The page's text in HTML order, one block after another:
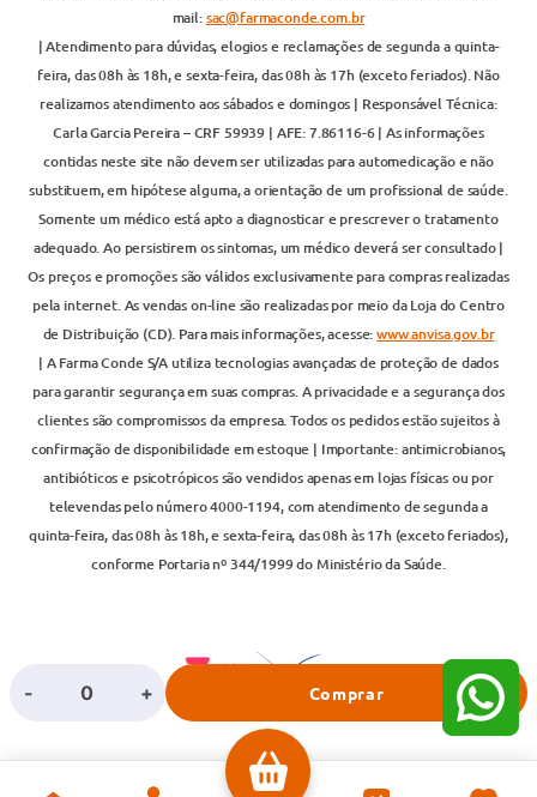
- + Comprar
mail:sac@farmaconde.com.br
| Atendimento para dúvidas, elogios e reclamações de segunda a quinta-
feira, das 08h às 18h, e sexta-feira, das 08h às 17h (exceto feriados). Não
realizamos atendimento aos sábados e domingos | Responsável Técnica:
Carla Garcia Pereira – CRF 59939 | AFE: 7.86116-6 | As informações
contidas neste site não devem ser utilizadas para automedicação e não
substituem, em hipótese alguma, a orientação de um profissional de saúde.
Somente um médico está apto a diagnosticar e prescrever o tratamento
adequado. Ao persistirem os sintomas, um médico deverá ser consultado |
Os preços e promoções são válidos exclusivamente para compras realizadas
pela internet. As vendas on-line são realizadas por meio da Loja do Centro
de Distribuição (CD). Para mais informações, acesse:www.anvisa.gov.br
| A Farma Conde S/A utiliza tecnologias avançadas de proteção de dados
para garantir segurança em suas compras. A privacidade e a segurança dos
clientes são compromissos da empresa. Todos os pedidos estão sujeitos à
confirmação de disponibilidade em estoque | Importante: antimicrobianos,
antibióticos e psicotrópicos são vendidos apenas em lojas físicas ou por
televendas pelo número 4000-1194, com atendimento de segunda a
quinta-feira, das 08h às 18h, e sexta-feira, das 08h às 17h (exceto feriados),
conforme Portaria nº 344/1999 do Ministério da Saúde.